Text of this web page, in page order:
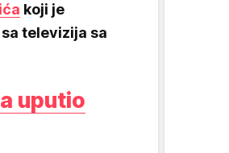
koji je
televizija sa
uputio